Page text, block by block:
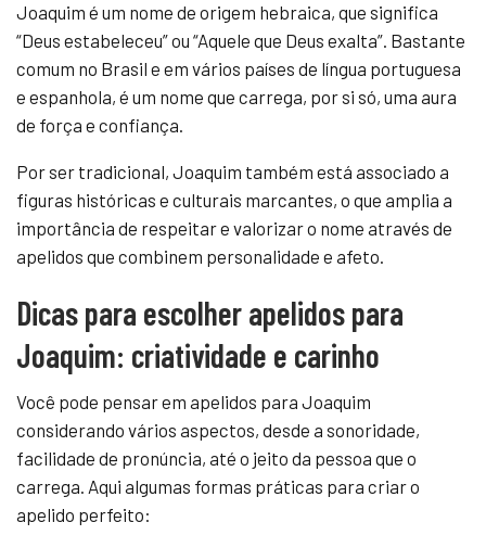
Joaquim é um nome de origem hebraica, que significa
“Deus estabeleceu” ou “Aquele que Deus exalta”. Bastante
comum no Brasil e em vários países de língua portuguesa
e espanhola, é um nome que carrega, por si só, uma aura
de força e confiança.
Por ser tradicional, Joaquim também está associado a
figuras históricas e culturais marcantes, o que amplia a
importância de respeitar e valorizar o nome através de
apelidos que combinem personalidade e afeto.
Dicas para escolher apelidos para
Joaquim: criatividade e carinho
Você pode pensar em apelidos para Joaquim
considerando vários aspectos, desde a sonoridade,
facilidade de pronúncia, até o jeito da pessoa que o
carrega. Aqui algumas formas práticas para criar o
apelido perfeito: